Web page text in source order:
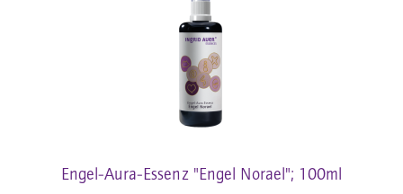
Engel-Aura-Essenz "Engel Norael"; 100ml